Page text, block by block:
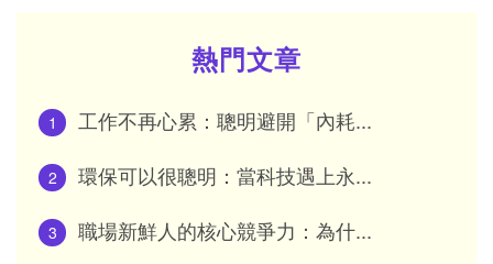
熱門文章
1 工作不再心累：聰明避開「內耗...
2 環保可以很聰明：當科技遇上永...
3 職場新鮮人的核心競爭力：為什...